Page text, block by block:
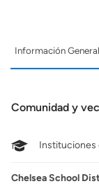
Información General
Comunidad y
Instituciones
Chelsea School